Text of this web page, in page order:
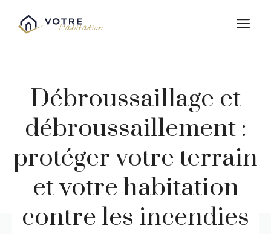
contenu
Débroussaillage et
débroussaillement :
protéger votre terrain
et votre habitation
contre les incendies